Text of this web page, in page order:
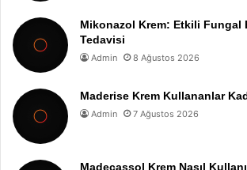
Mikonazol Krem: Etkili Fungal
Tedavisi
Admin 8 Ağustos 2026
Maderise Krem Kullananlar
Admin 7 Ağustos 2026
Madecassol Krem Nasıl